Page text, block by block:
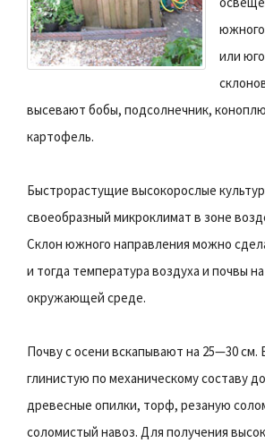
или
высевают бобы, подсолнечник,
картофель.
Быстрорастущие высокорослые
своеобразный микроклимат в зоне
Склон южного направления можно
и тогда температура воздуха и почвы
окружающей среде.
Почву с осени вскапывают на 25—30
глинистую по механическому составу
древесные опилки, торф, резаную
соломистый навоз. Для получения